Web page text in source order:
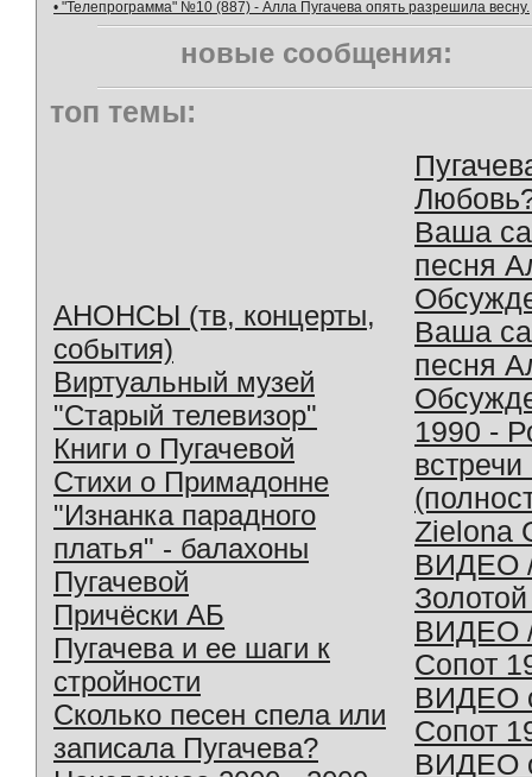
• "Телепрограмма" №10 (887) - Алла Пугачева опять разрешила весну.
новые сообщения:
топ темы:
АНОНСЫ (тв, концерты,
события)
Виртуальный музей
"Старый телевизор"
Книги о Пугачевой
Стихи о Примадонне
"Изнанка парадного
платья" - балахоны
Пугачевой
Причёски АБ
Пугачева и ее шаги к
стройности
Сколько песен спела или
записала Пугачева?
Ваша
песня
Ваша
песня
1990 -
Zielona
ВИДЕО
ВИДЕО
Сопот
ВИДЕО
Сопот
ВИДЕО